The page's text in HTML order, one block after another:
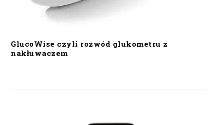
GlucoWise czyli rozwód glukometru z
nakłuwaczem